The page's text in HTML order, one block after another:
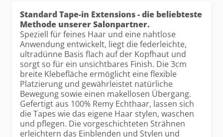
Standard Tape-in Extensions - die beliebteste
Methode unserer Salonpartner.
Speziell für feines Haar und eine nahtlose
Anwendung entwickelt, liegt die federleichte,
ultradünne Basis flach auf der Kopfhaut und
sorgt so für ein unsichtbares Finish. Die 3cm
breite Klebefläche ermöglicht eine flexible
Platzierung und gewährleistet natürliche
Bewegung sowie einen makellosen Übergang.
Gefertigt aus 100% Remy Echthaar, lassen sich
die Tapes wie das eigene Haar stylen, waschen
und pflegen. Die vorgeschichteten Strähnen
erleichtern das Einblenden und Stylen und